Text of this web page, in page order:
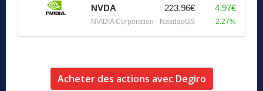
NVDA
NVIDIA Corporation
223.96€
NasdaqGS
4.97€
2.27%
Acheter des actions avec Degiro